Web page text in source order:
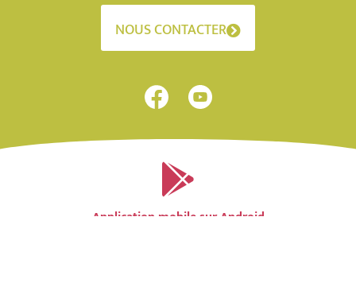
NOUS CONTACTER
Application mobile sur Android